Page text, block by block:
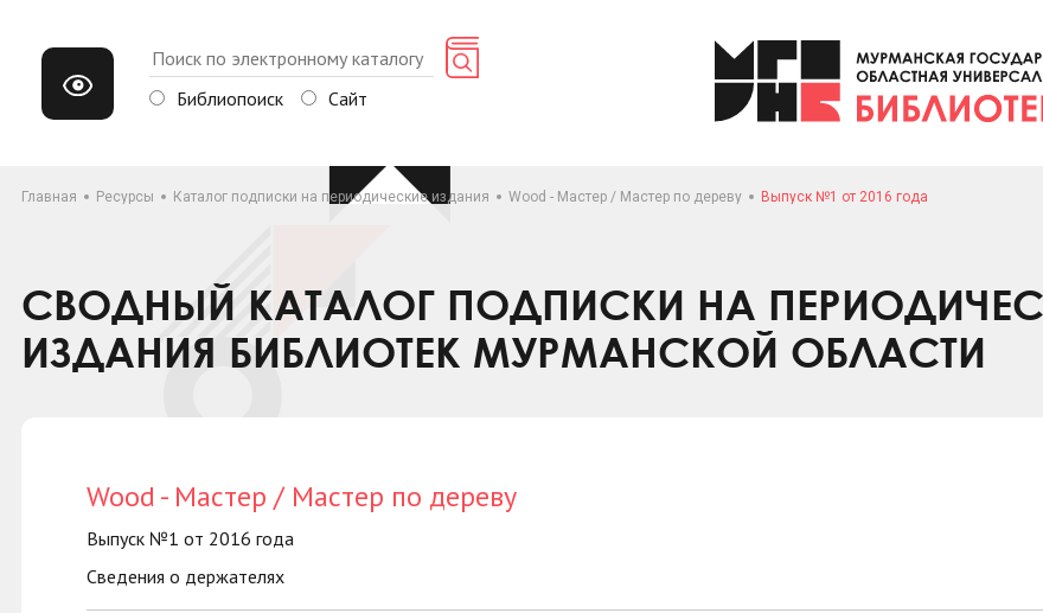
Библиопоиск Сайт
Главная Ресурсы Каталог подписки на периодические издания Wood - Мастер / Мастер по дереву Выпуск №1 от 2016 года
СВОДНЫЙ КАТАЛОГ ПОДПИСКИ НА
ИЗДАНИЯ БИБЛИОТЕК МУРМАНСКОЙ ОБЛАСТИ
Wood - Мастер / Мастер по дереву
Выпуск №1 от 2016 года
Сведения о держателях